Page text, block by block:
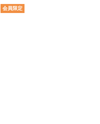
会員限定